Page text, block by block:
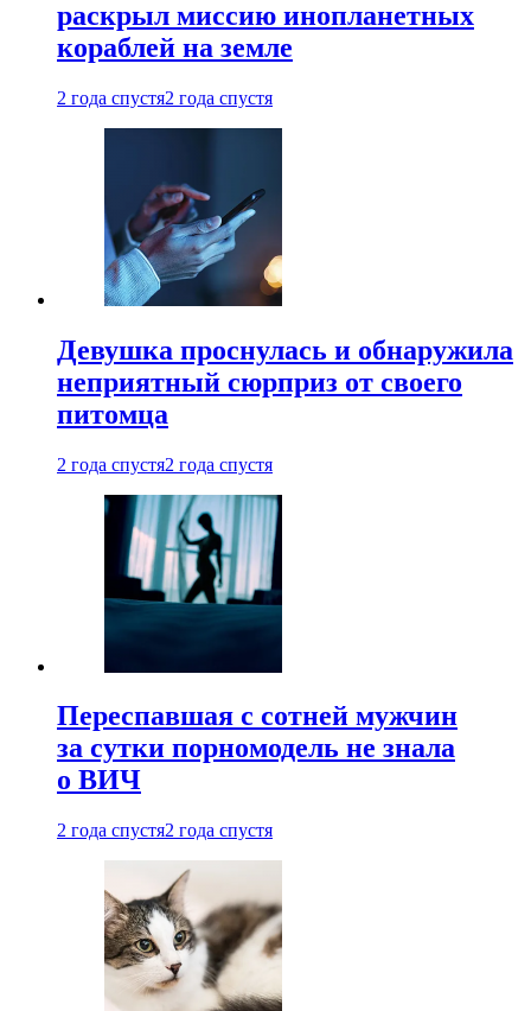
раскрыл миссию инопланетных
кораблей на земле
2 года спустя2 года спустя
Девушка проснулась и обнаружила
неприятный сюрприз от своего
питомца
2 года спустя2 года спустя
Переспавшая с сотней мужчин
за сутки порномодель не знала
о ВИЧ
2 года спустя2 года спустя